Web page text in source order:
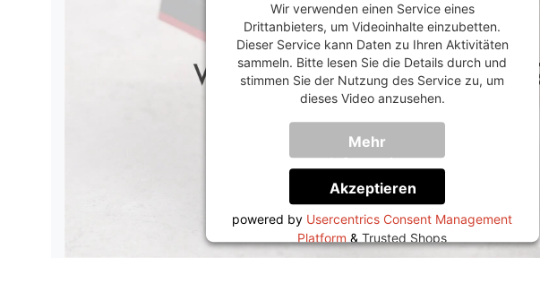
Wir verwenden einen Service eines
Drittanbieters, um Videoinhalte einzubetten.
Dieser Service kann Daten zu Ihren Aktivitäten
sammeln. Bitte lesen Sie die Details durch und
stimmen Sie der Nutzung des Service zu, um
dieses Video anzusehen.
Mehr
Informationen
Akzeptieren
powered by Usercentrics Consent Management
Platform&Trusted Shops